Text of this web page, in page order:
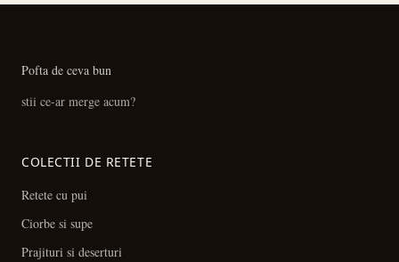
Pofta de ceva bun
stii ce-ar merge acum?
COLECTII DE RETETE
Retete cu pui
Ciorbe si supe
Prajituri si deserturi